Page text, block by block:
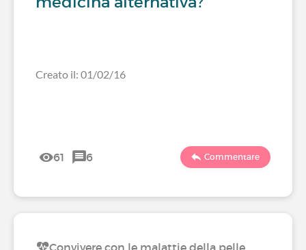
Creato il: 01/02/16
61 6 Commentare
Convivere con le malattie della pelle